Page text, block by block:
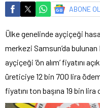
ABONE OL
Ülke genelinde ayçiçeği
merkezi Samsun’da
ayçiçeği ‘ön alım’ fiyatını
üreticiye 12 bin 700 lira
fiyatını ton başına 19 bin